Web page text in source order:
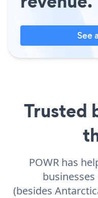
See
Trusted
POWR has
(besides